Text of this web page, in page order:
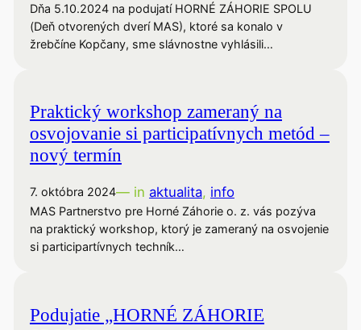
Dňa 5.10.2024 na podujatí HORNÉ ZÁHORIE SPOLU
(Deň otvorených dverí MAS), ktoré sa konalo v
žrebčíne Kopčany, sme slávnostne vyhlásili…
Praktický workshop zameraný na
osvojovanie si participatívnych metód –
nový termín
7. októbra 2024— in aktualita, info
MAS Partnerstvo pre Horné Záhorie o. z. vás pozýva
na praktický workshop, ktorý je zameraný na osvojenie
si participartívnych techník…
Podujatie „HORNÉ ZÁHORIE